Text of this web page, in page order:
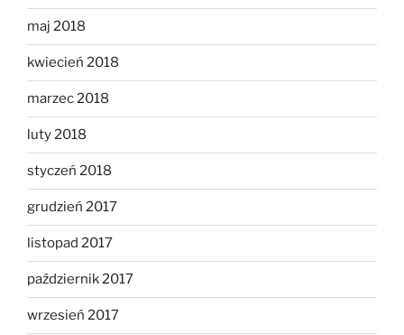
maj 2018
kwiecień 2018
marzec 2018
luty 2018
styczeń 2018
grudzień 2017
listopad 2017
październik 2017
wrzesień 2017